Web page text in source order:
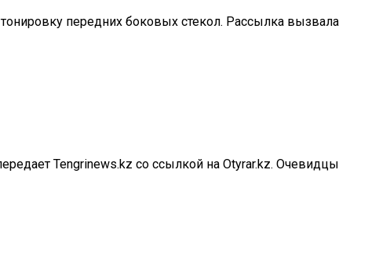
передних боковых стекол. Рассылка вызвала
Tengrinews.kz со ссылкой на Otyrar.kz. Очевидцы